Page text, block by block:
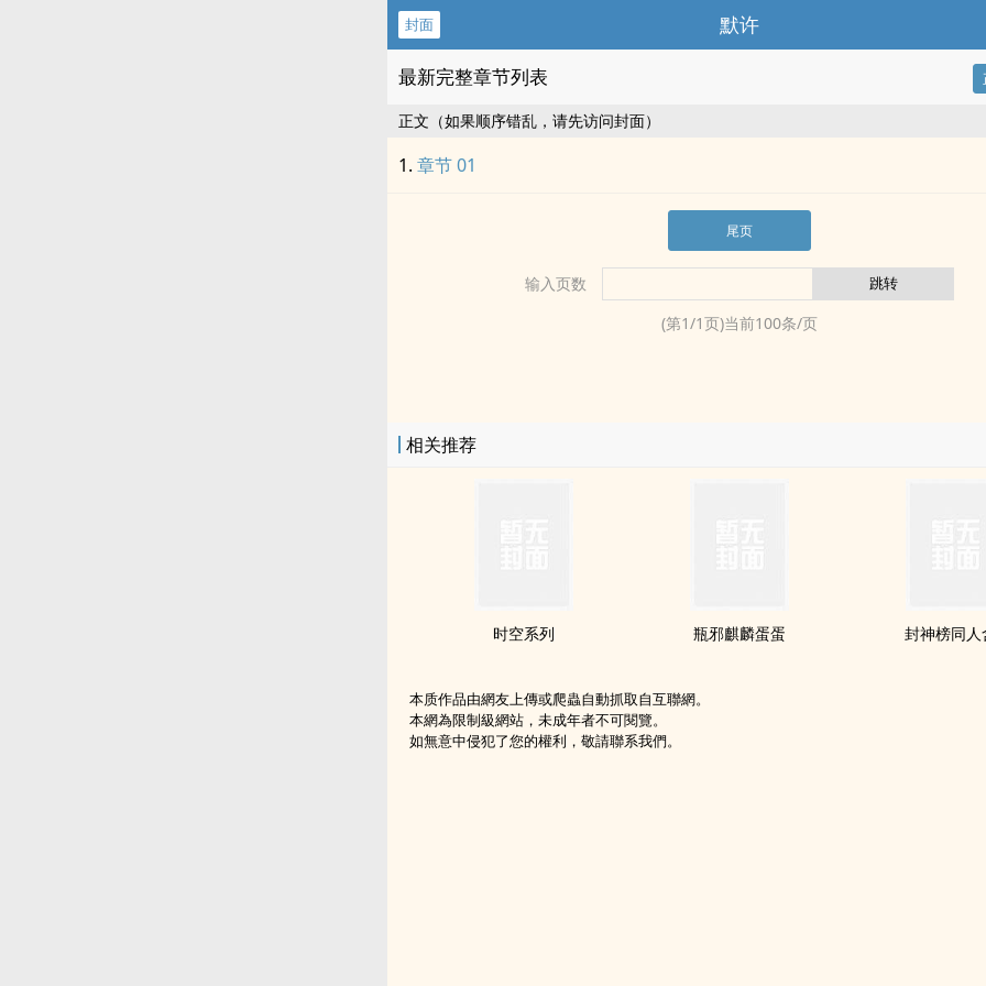
封面 默许
最新完整章节列表
正文（如果顺序错乱，请先访问封面）
章节 01
尾页
输入页数
(第1/1页)当前100条/页
相关推荐
时空系列 瓶邪麒麟蛋蛋 封神榜同
本质作品由網友上傳或爬蟲自動抓取自互聯網。
本網為限制級網站，未成年者不可閱覽。
如無意中侵犯了您的權利，敬請聯系我們。